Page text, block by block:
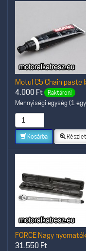
Motul C5 Chain
4.000 Ft Raktáron!
Mennyiségi egység (1
Kosárba
FORCE Nagy
31.550 Ft